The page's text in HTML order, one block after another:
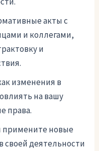
акты с
и коллегами,
и
изменения в
на вашу
права.
примените новые
своей деятельности